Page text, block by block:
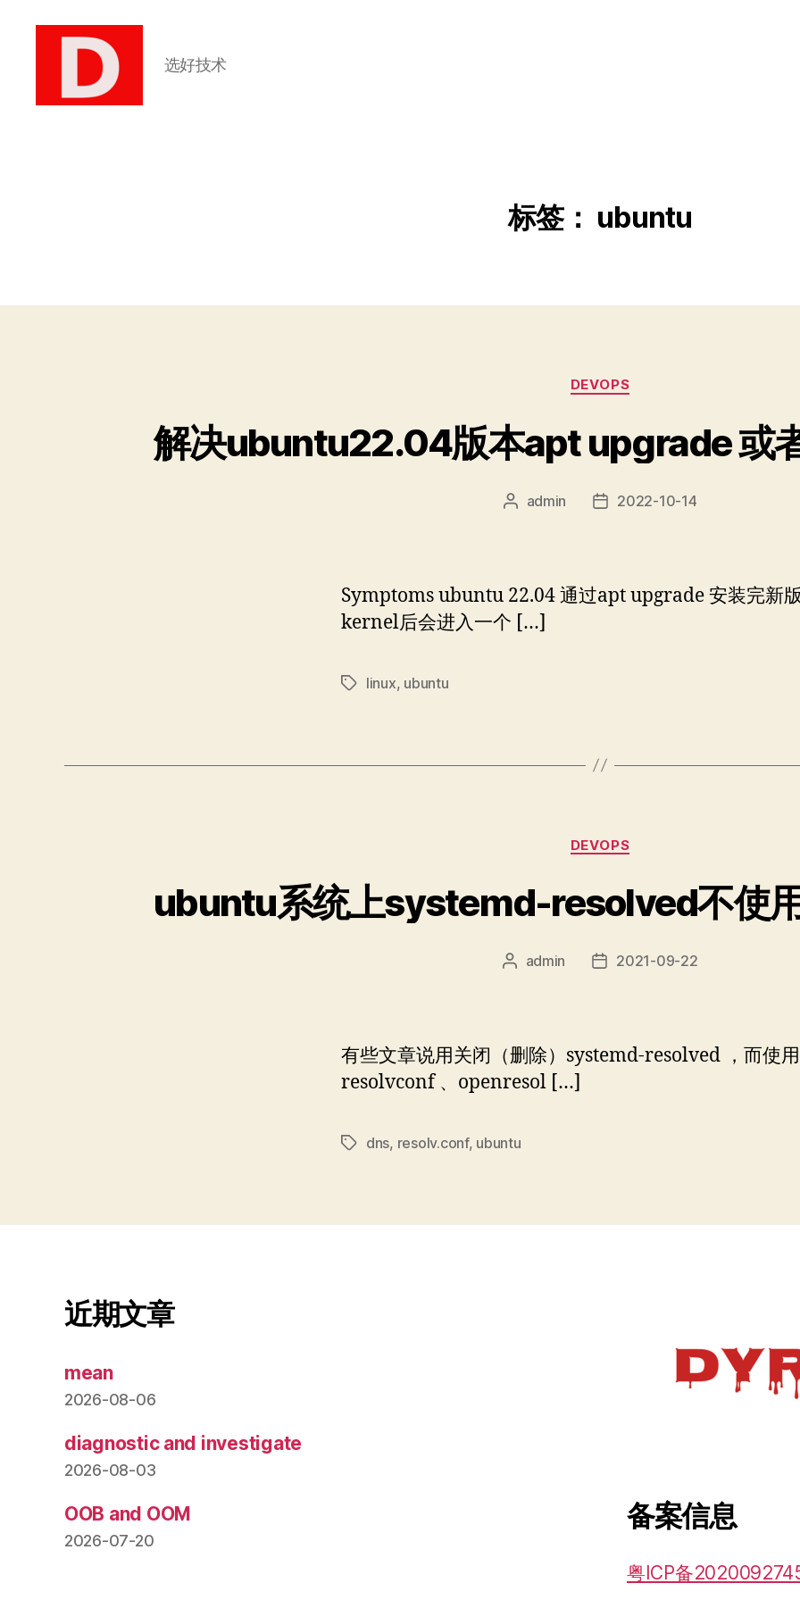
选好技术
标签： ubuntu
分
类
DEVOPS
文 admin
发 2022-10-14
Symptoms ubuntu 22.04 通过apt upgrade 安装完新
kernel后会进入一个 […]
标
linux, ubuntu
分
类
DEVOPS
文 admin
发 2021-09-22
有些文章说用关闭（删除）systemd-resolved ，而使用
resolvconf 、openresol […]
标
dns, resolv.conf, ubuntu
近期文章
mean
2026-08-06
diagnostic and investigate
2026-08-03
OOB and OOM
2026-07-20
备案信息
粤ICP备